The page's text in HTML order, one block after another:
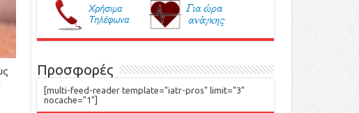
Προσφορές
[multi-feed-reader template="iatr-pros" limit="3"
nocache="1"]